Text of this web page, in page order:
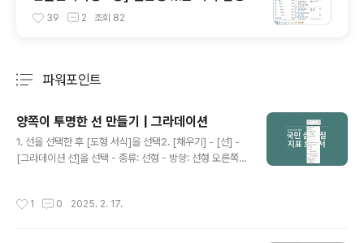
위한 스타일 익히기
39 2 조회 82
파워포인트
양쪽이 투명한 선 만들기 | 그라데이션
1. 선을 선택한 후 [도형 서식]을 선택2. [채우기] - [선] -
[그라데이션 선]을 선택 - 종류: 선형 - 방향: 선형 오른쪽 -
사해 아래에 배치
1 0 2025. 2. 17.